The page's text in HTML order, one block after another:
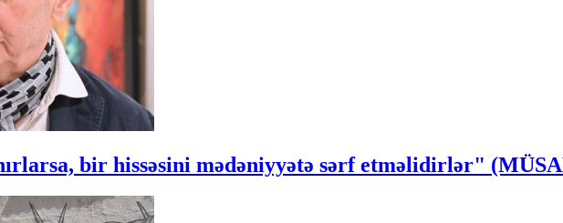
bir hissəsini mədəniyyətə sərf etməlidirlər"